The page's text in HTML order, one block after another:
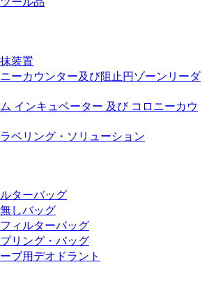
装置
ーカウンター及び阻止円ゾーンリーダ
インキュベーター 及び コロニーカウ
ベリング・ソリューション
ターバッグ
しバッグ
ィルターバッグ
リング・バッグ
ブ用デオドラント